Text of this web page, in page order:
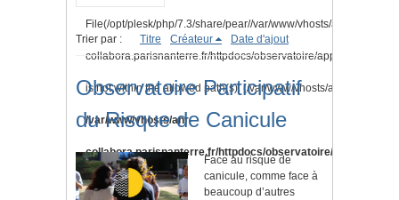
File(/opt/plesk/php/7.3/share/pear//var/www/vhosts/anr-
collabora.parisnanterre.fr/httpdocs/observatoire/application/
is not within the allowed path(s): (/var/www/vhosts/anr-
/var/www/vhosts/anr-
collabora.parisnanterre.fr/httpdocs/observatoire/application/
on line186
Trier par : Titre Créateur Date d'ajout
Observatoire Participatif
du Risque de Canicule
Face au risque de
canicule, comme face à
beaucoup d’autres